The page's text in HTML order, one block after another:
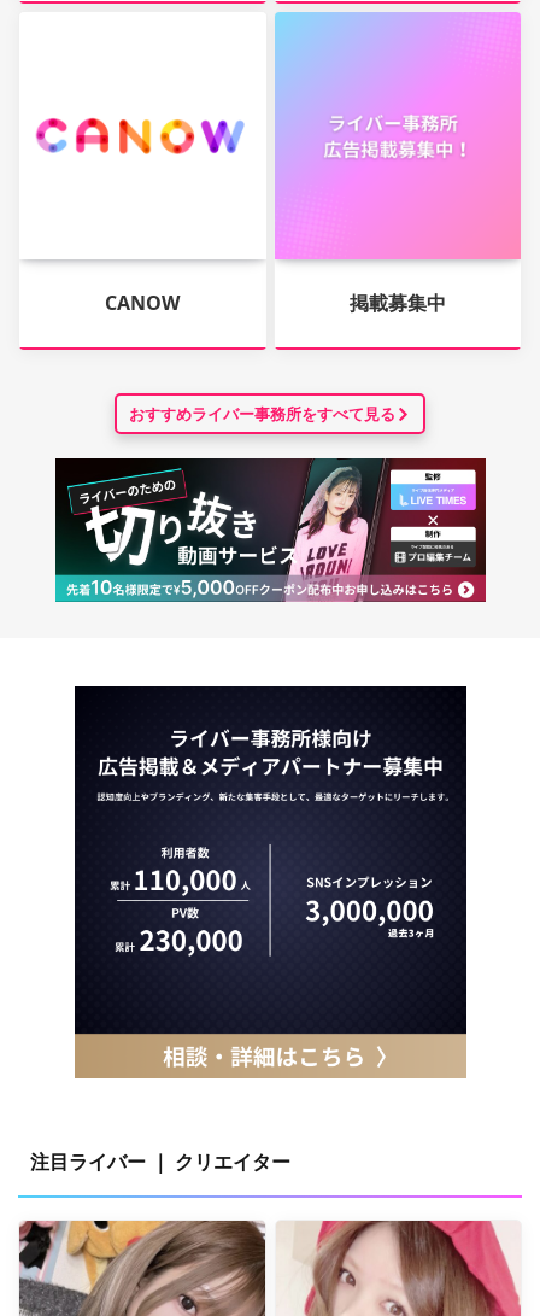
CANOW 掲載募集中
おすすめライバー事務所をすべて見る
注目ライバー ｜ クリエイター